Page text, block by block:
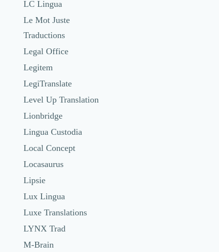
LC Lingua
Le Mot Juste
Traductions
Legal Office
Legitem
LegiTranslate
Level Up Translation
Lionbridge
Lingua Custodia
Local Concept
Locasaurus
Lipsie
Lux Lingua
Luxe Translations
LYNX Trad
M-Brain